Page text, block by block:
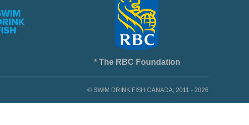
* The RBC Foundation
© SWIM DRINK FISH CANADA, 2011 - 2026